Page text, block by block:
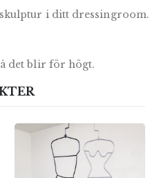
i ditt dressingroom.
det blir för högt.